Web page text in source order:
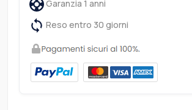
Garanzia 1 anni
Reso entro 30 giorni